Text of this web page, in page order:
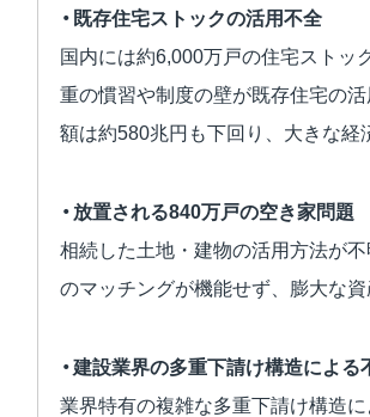
・既存住宅ストックの活用不全
国内には約6,000万戸の住宅ストッ
重の慣習や制度の壁が既存住宅の
額は約580兆円も下回り、大きな経
・放置される840万戸の空き家問題
相続した土地・建物の活用方法が
のマッチングが機能せず、膨大な資
・建設業界の多重下請け構造による
業界特有の複雑な多重下請け構造